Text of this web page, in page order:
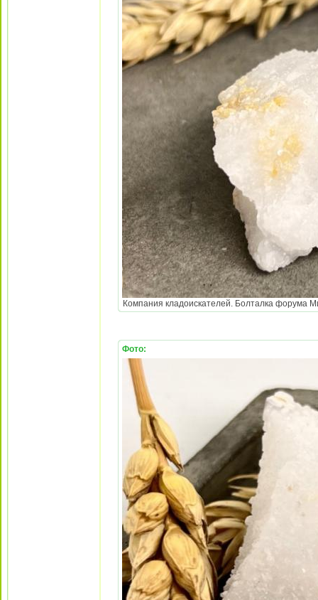
Компания кладоискателей. Болталка форума
Фото: